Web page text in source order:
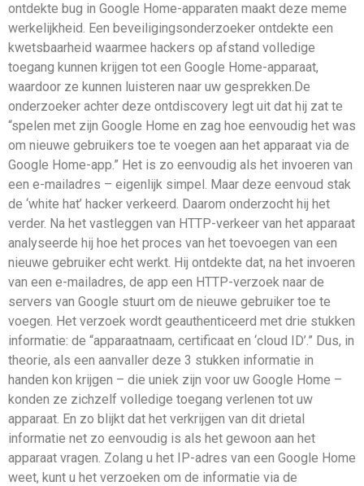
ontdekte bug in Google Home-apparaten maakt deze meme
werkelijkheid. Een beveiligingsonderzoeker ontdekte een
kwetsbaarheid waarmee hackers op afstand volledige
toegang kunnen krijgen tot een Google Home-apparaat,
waardoor ze kunnen luisteren naar uw gesprekken.De
onderzoeker achter deze ontdiscovery legt uit dat hij zat te
“spelen met zijn Google Home en zag hoe eenvoudig het was
om nieuwe gebruikers toe te voegen aan het apparaat via de
Google Home-app.” Het is zo eenvoudig als het invoeren van
een e-mailadres – eigenlijk simpel. Maar deze eenvoud stak
de ‘white hat’ hacker verkeerd. Daarom onderzocht hij het
verder. Na het vastleggen van HTTP-verkeer van het apparaat
analyseerde hij hoe het proces van het toevoegen van een
nieuwe gebruiker echt werkt. Hij ontdekte dat, na het invoeren
van een e-mailadres, de app een HTTP-verzoek naar de
servers van Google stuurt om de nieuwe gebruiker toe te
voegen. Het verzoek wordt geauthenticeerd met drie stukken
informatie: de “apparaatnaam, certificaat en ‘cloud ID’.” Dus, in
theorie, als een aanvaller deze 3 stukken informatie in
handen kon krijgen – die uniek zijn voor uw Google Home –
konden ze zichzelf volledige toegang verlenen tot uw
apparaat. En zo blijkt dat het verkrijgen van dit drietal
informatie net zo eenvoudig is als het gewoon aan het
apparaat vragen. Zolang u het IP-adres van een Google Home
weet, kunt u het verzoeken om de informatie via de